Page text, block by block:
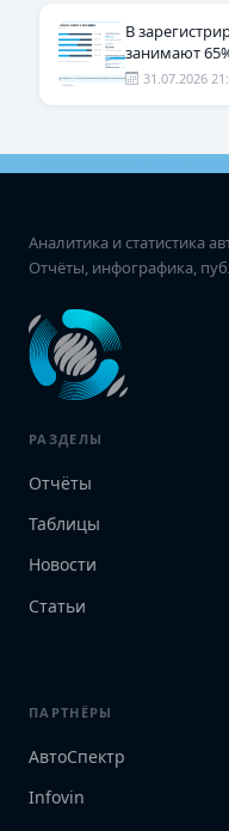
В
занимают
31.07.2026
Аналитика и статистика
Отчёты, инфографика,
РАЗДЕЛЫ
Отчёты
Таблицы
Новости
Статьи
ПАРТНЁРЫ
АвтоСпектр
Infovin